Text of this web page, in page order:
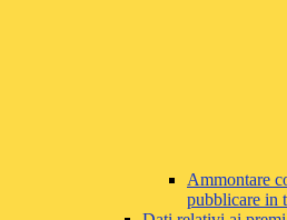
Ammontare
pubblicare in